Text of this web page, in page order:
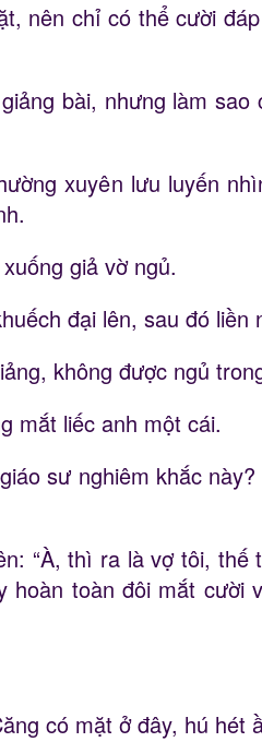
nên chỉ có thể cười
bài, nhưng làm
xuyên lưu luyến
giả vờ ngủ.
đại lên, sau đó
không được ngủ
mắt liếc anh một cái.
sư nghiêm khắc
“À, thì ra là vợ tôi, thế
toàn đôi mắt cười
có mặt ở đây, hú hét